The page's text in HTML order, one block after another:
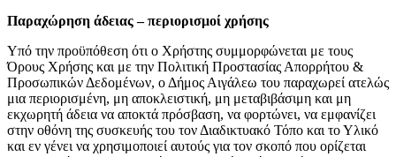
Παραχώρηση άδειας – περιορισμοί χρήσης
Υπό την προϋπόθεση ότι ο Χρήστης συμμορφώνεται με τους
Όρους Χρήσης και με την Πολιτική Προστασίας Απορρήτου &
Προσωπικών Δεδομένων, ο Δήμος Αιγάλεω του παραχωρεί ατελώς
μια περιορισμένη, μη αποκλειστική, μη μεταβιβάσιμη και μη
εκχωρητή άδεια να αποκτά πρόσβαση, να φορτώνει, να εμφανίζει
στην οθόνη της συσκευής του τον Διαδικτυακό Τόπο και το Υλικό
και εν γένει να χρησιμοποιεί αυτούς για τον σκοπό που ορίζεται